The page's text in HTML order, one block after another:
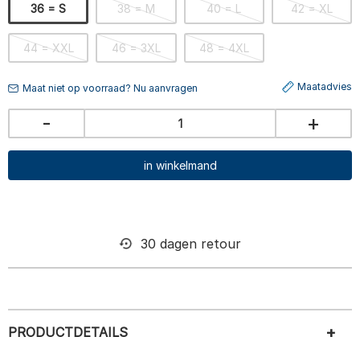
36 = S 38 = M 40 = L 42 = XL
44 = XXL 46 = 3XL 48 = 4XL
Maat niet op voorraad? Nu aanvragen Maatadvies
- +
in winkelmand
30 dagen retour
PRODUCTDETAILS